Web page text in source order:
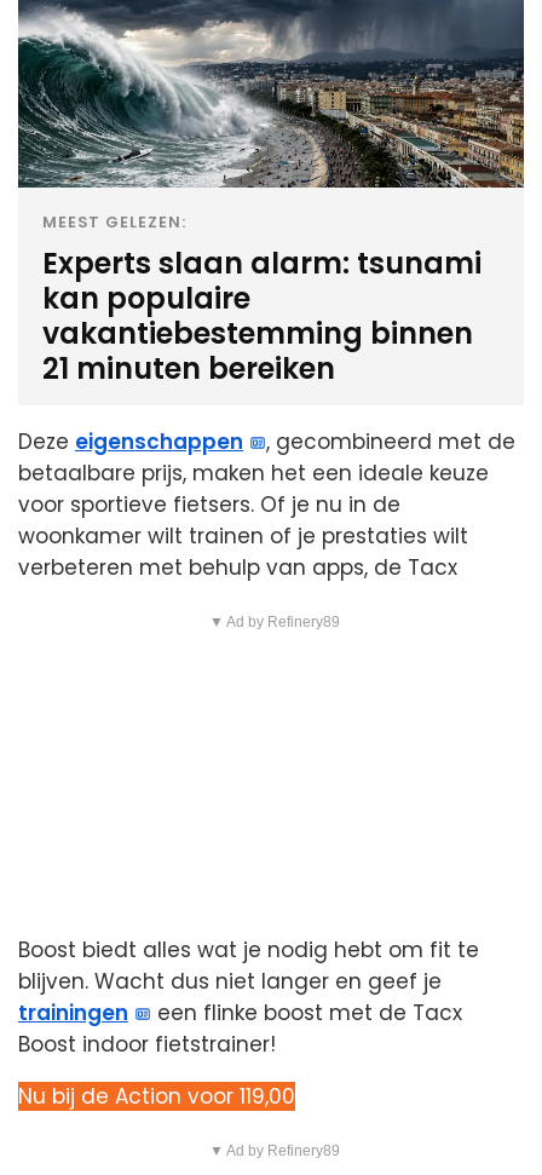
MEEST GELEZEN:
Experts slaan alarm: tsunami
kan populaire
vakantiebestemming binnen
21 minuten bereiken
Deze eigenschappen
, gecombineerd met de
betaalbare prijs, maken het een ideale keuze
voor sportieve fietsers. Of je nu in de
woonkamer wilt trainen of je prestaties wilt
verbeteren met behulp van apps, de Tacx
▼ Ad by Refinery89
Boost biedt alles wat je nodig hebt om fit te
blijven. Wacht dus niet langer en geef je
trainingen
een flinke boost met de Tacx
Boost indoor fietstrainer!
Nu bij de Action voor 119,00
▼ Ad by Refinery89